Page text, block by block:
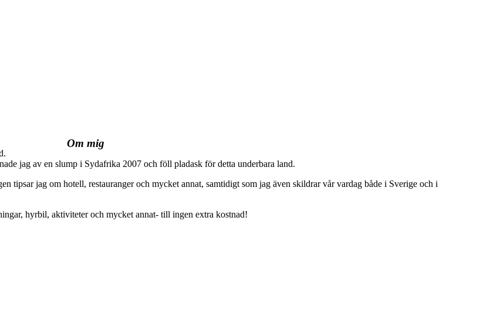
Om mig
jag av en slump i Sydafrika 2007 och föll pladask för detta underbara land.
tipsar jag om hotell, restauranger och mycket annat, samtidigt som jag även skildrar vår vardag både i Sverige och i
hyrbil, aktiviteter och mycket annat- till ingen extra kostnad!